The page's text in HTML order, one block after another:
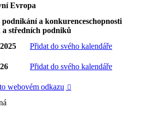
Evropa
a konkurenceschopnosti
a středních podniků
Přidat do svého kalendáře
Přidat do svého kalendáře
webovém odkazu 